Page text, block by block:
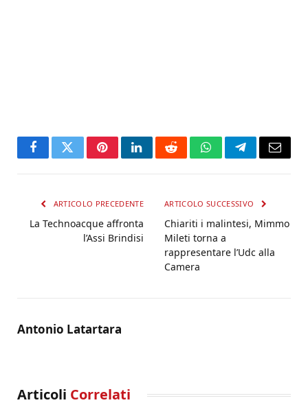
FacebookTwitterPinterestLinkedInRedditWhatsAppTelegramEmail
ARTICOLO PRECEDENTE
La Technoacque affronta
l’Assi Brindisi
ARTICOLO SUCCESSIVO
Chiariti i malintesi, Mimmo
Mileti torna a
rappresentare l’Udc alla
Camera
Antonio Latartara
Articoli Correlati